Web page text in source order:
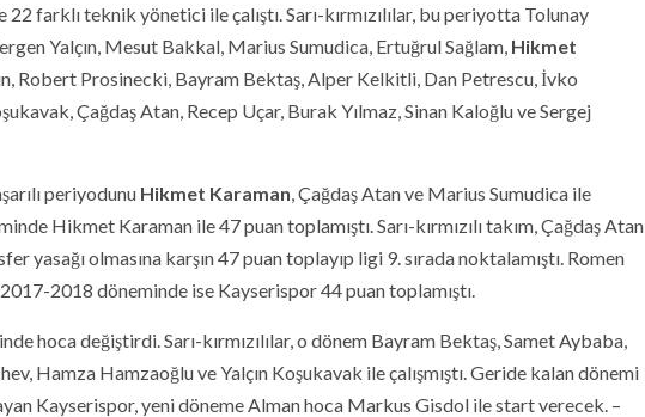
22 farklı teknik yönetici ile çalıştı. Sarı-kırmızılılar, bu periyotta Tolunay
Yalçın, Mesut Bakkal, Marius Sumudica, Ertuğrul Sağlam, Hikmet
Robert Prosinecki, Bayram Bektaş, Alper Kelkitli, Dan Petrescu, İvko
Çağdaş Atan, Recep Uçar, Burak Yılmaz, Sinan Kaloğlu ve Sergej
periyodunu Hikmet Karaman , Çağdaş Atan ve Marius Sumudica ile
Hikmet Karaman ile 47 puan toplamıştı. Sarı-kırmızılı takım, Çağdaş Atan
yasağı olmasına karşın 47 puan toplayıp ligi 9. sırada noktalamıştı. Romen
2018 döneminde ise Kayserispor 44 puan toplamıştı.
hoca değiştirdi. Sarı-kırmızılılar, o dönem Bayram Bektaş, Samet Aybaba,
Hamza Hamzaoğlu ve Yalçın Koşukavak ile çalışmıştı. Geride kalan dönemi
Kayserispor, yeni döneme Alman hoca Markus Gisdol ile start verecek. –